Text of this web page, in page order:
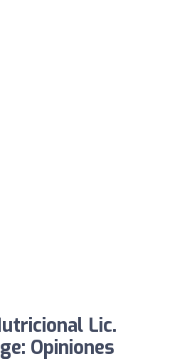
Lic.
Opiniones